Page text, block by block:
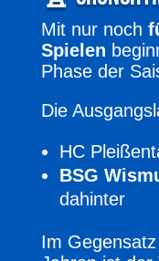
Mit nur noch
Spielen
Phase der
Die
HC
BSG
dahinter
Im